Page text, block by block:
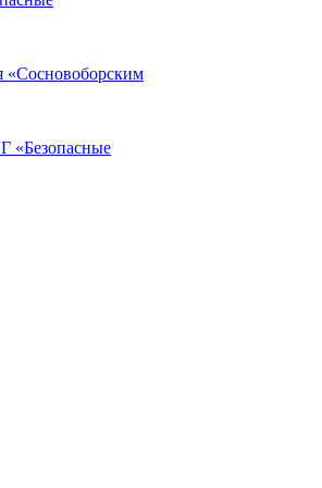
«Сосновоборским
«Безопасные